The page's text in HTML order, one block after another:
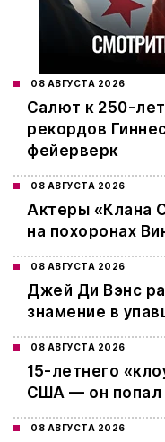
08 АВГУСТА 2026
Салют к 250-
рекордов
фейерверк
08 АВГУСТА 2026
Актеры «Клана
на похоронах
08 АВГУСТА 2026
Джей Ди Вэнс
знамение в
08 АВГУСТА 2026
15-летнего
США — он попал
08 АВГУСТА 2026